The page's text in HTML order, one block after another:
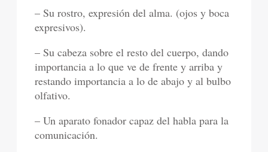
– Su rostro, expresión del alma. (ojos y boca
expresivos).
– Su cabeza sobre el resto del cuerpo, dando
importancia a lo que ve de frente y arriba y
restando importancia a lo de abajo y al bulbo
olfativo.
– Un aparato fonador capaz del habla para la
comunicación.